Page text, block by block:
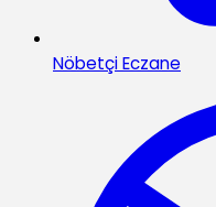
Nöbetçi Eczane